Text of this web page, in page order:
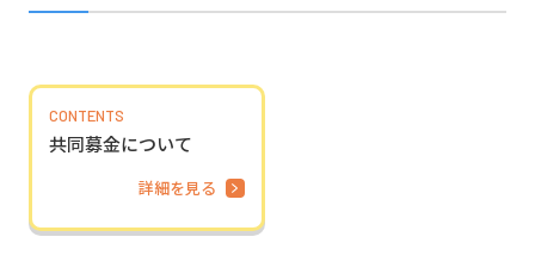
CONTENTS
共同募金について
詳細を見る